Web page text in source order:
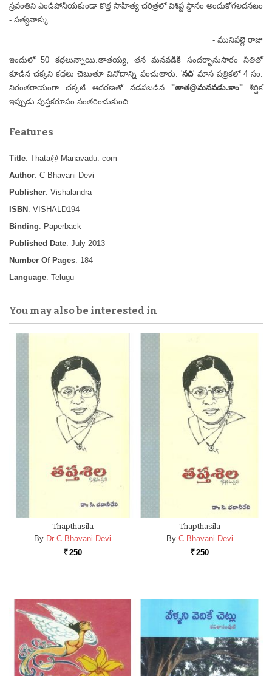
స్రవంతిని ఎండిపోనీయకుండా కొత్త సాహిత్య చరిత్రలో విశిష్ట స్థానం అందుకోగలదనటం
- సత్యవాక్కు.
- మునిపల్లె రాజు
ఇందులో 50 కధలున్నాయి.తాతయ్య, తన మనవడికి సందర్భానుసారం నీతితో
కూడిన చక్కని కధలు చెబుతూ వినోదాన్ని పంచుతారు. 'నది' మాస పత్రికలో 4 సం.
నిరంతరాయంగా చక్కటి ఆదరణతో నడపబడిన "తాత@మనవడు.కాం" శీర్షిక
ఇప్పుడు పుస్తకరూపం సంతరించుకుంది.
Features
Title: Thata@ Manavadu. com
Author: C Bhavani Devi
Publisher: Vishalandra
ISBN : VISHALD194
Binding: Paperback
Published Date: July 2013
Number Of Pages: 184
Language: Telugu
You may also be interested in
Thapthasila
By Dr C Bhavani Devi
Rs. 250
Thapthasila
By C Bhavani Devi
Rs. 250